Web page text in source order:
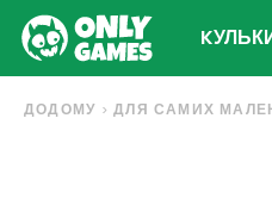
ДОДОМУ ДЛЯ САМИХ